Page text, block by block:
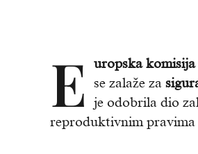
E uropska komisija
se zalaže za
je odobrila dio
reproduktivnim pravima